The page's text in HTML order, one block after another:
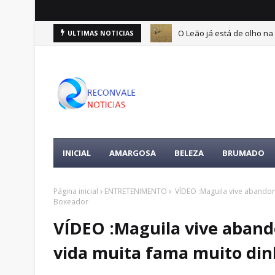
ULTIMAS NOTICIAS O Leão já está de olho
INICIAL AMARGOSA BELEZA BRUMADO
Página inicial ENTRETENIMENTO
VÍDEO :Maguila vive
Boxeador
VÍDEO :Maguila vive
vida muita fama muito